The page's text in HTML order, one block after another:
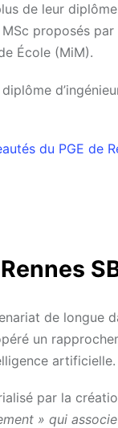
de leur
proposés
École (MiM).
du PGE de
de longue
un
artificielle.
par la
» qui